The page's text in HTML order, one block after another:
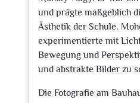
und prägte maßgeblich
Ästhetik der Schule.
experimentierte mit
Bewegung und
und abstrakte Bilder zu
Die Fotografie am